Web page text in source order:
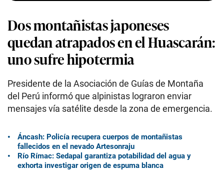
Dos montañistas japoneses
quedan atrapados en el Huascarán:
uno sufre hipotermia
Presidente de la Asociación de Guías de Montaña
del Perú informó que alpinistas lograron enviar
mensajes vía satélite desde la zona de emergencia.
Áncash: Policía recupera cuerpos de montañistas
fallecidos en el nevado Artesonraju
Río Rímac: Sedapal garantiza potabilidad del agua y
exhorta investigar origen de espuma blanca